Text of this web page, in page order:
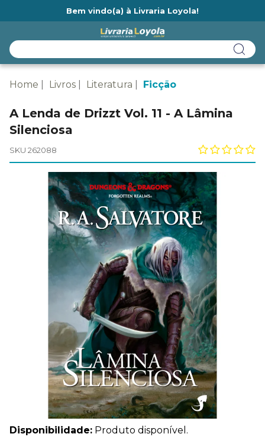
Bem vindo(a) à Livraria Loyola!
Home Livros Literatura Ficção
A Lenda de Drizzt Vol. 11 - A Lâmina
Silenciosa
SKU 262088
Disponibilidade: Produto disponível.